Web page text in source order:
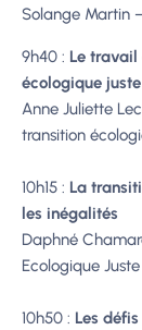
Solange Martin
9h40 : Le
écologique juste
Anne Juliette
transition
10h15 : La
les inégalités
Daphné
Ecologique
10h50 : Les